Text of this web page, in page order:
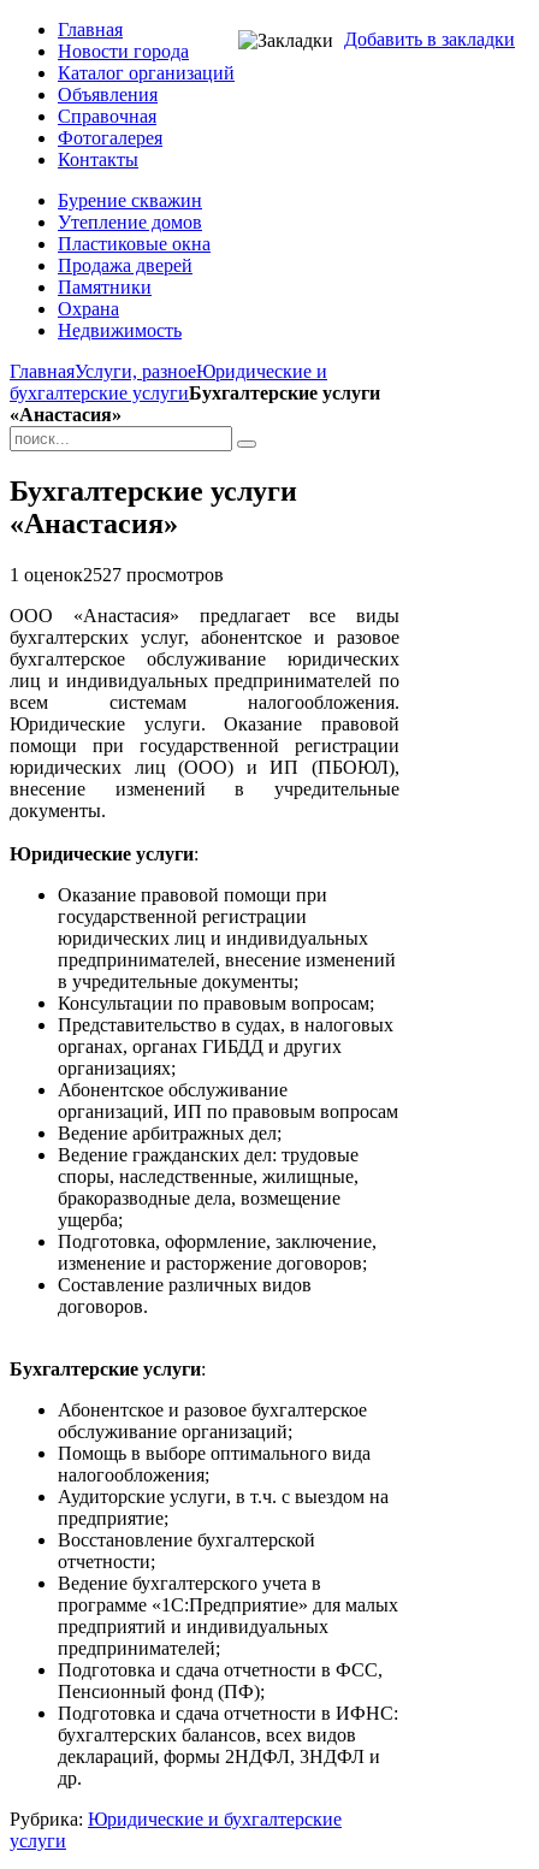
Добавить в закладки
Главная
Новости города
Каталог организаций
Объявления
Справочная
Фотогалерея
Контакты
Бурение скважин
Утепление домов
Пластиковые окна
Продажа дверей
Памятники
Охрана
Недвижимость
ГлавнаяУслуги, разноеЮридические и
бухгалтерские услугиБухгалтерские услуги
«Анастасия»
Бухгалтерские услуги
«Анастасия»
1 оценок2527 просмотров
ООО «Анастасия» предлагает все виды
бухгалтерских услуг, абонентское и разовое
бухгалтерское обслуживание юридических
лиц и индивидуальных предпринимателей по
всем системам налогообложения.
Юридические услуги. Оказание правовой
помощи при государственной регистрации
юридических лиц (ООО) и ИП (ПБОЮЛ),
внесение изменений в учредительные
документы.
Юридические услуги:
Оказание правовой помощи при
государственной регистрации
юридических лиц и индивидуальных
предпринимателей, внесение изменений
в учредительные документы;
Консультации по правовым вопросам;
Представительство в судах, в налоговых
органах, органах ГИБДД и других
организациях;
Абонентское обслуживание
организаций, ИП по правовым вопросам
Ведение арбитражных дел;
Ведение гражданских дел: трудовые
споры, наследственные, жилищные,
бракоразводные дела, возмещение
ущерба;
Подготовка, оформление, заключение,
изменение и расторжение договоров;
Составление различных видов
договоров.
Бухгалтерские услуги:
Абонентское и разовое бухгалтерское
обслуживание организаций;
Помощь в выборе оптимального вида
налогообложения;
Аудиторские услуги, в т.ч. с выездом на
предприятие;
Восстановление бухгалтерской
отчетности;
Ведение бухгалтерского учета в
программе «1С:Предприятие» для малых
предприятий и индивидуальных
предпринимателей;
Подготовка и сдача отчетности в ФСС,
Пенсионный фонд (ПФ);
Подготовка и сдача отчетности в ИФНС:
бухгалтерских балансов, всех видов
деклараций, формы 2НДФЛ, 3НДФЛ и
др.
Рубрика: Юридические и бухгалтерские
услуги